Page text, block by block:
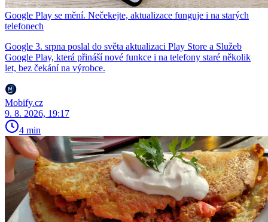
Google Play se mění. Nečekejte, aktualizace funguje i na starých
telefonech
Google 3. srpna poslal do světa aktualizaci Play Store a Služeb
Google Play, která přináší nové funkce i na telefony staré několik
let, bez čekání na výrobce.
Mobify.cz
9. 8. 2026, 19:17
4 min